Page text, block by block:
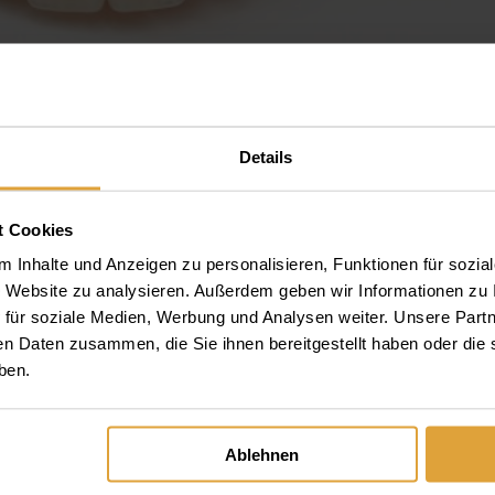
Details
Cookies
Inhalte und Anzeigen zu personalisieren, Funktionen für
zu analysieren. Außerdem geben wir Informationen zu
soziale Medien, Werbung und Analysen weiter. Unsere
Daten zusammen, die Sie ihnen bereitgestellt haben oder
Ablehnen
Totalprothese
festsitzendem
Zahnersatz ist preiswerter als